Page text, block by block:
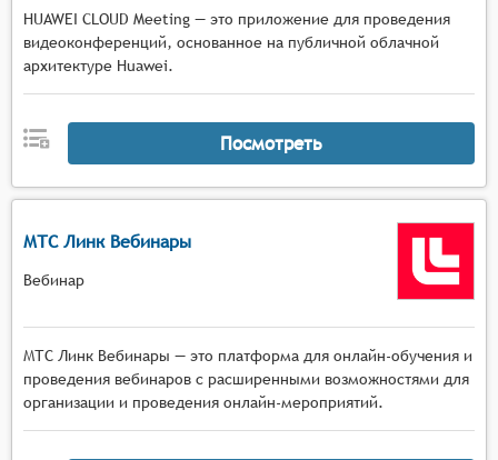
HUAWEI CLOUD Meeting — это приложение для проведения
видеоконференций, основанное на публичной облачной
архитектуре Huawei.
Посмотреть
МТС Линк Вебинары
Вебинар
МТС Линк Вебинары — это платформа для онлайн-обучения и
проведения вебинаров с расширенными возможностями для
организации и проведения онлайн-мероприятий.